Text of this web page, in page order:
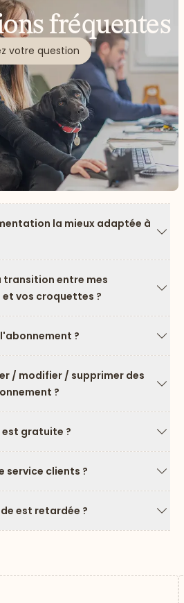
fréquentes
votre question
la mieux adaptée à
entre mes
vos croquettes ?
?
/ modifier / supprimer des
?
est gratuite ?
service clients ?
est retardée ?